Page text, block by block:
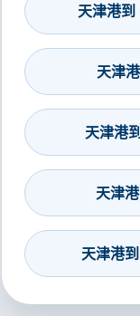
天津港
天津
天津港
天津
天津港